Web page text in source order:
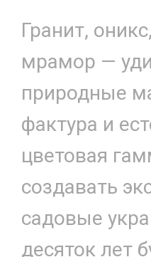
Гранит,
мрамор —
природные
фактура и
цветовая
создавать
садовые
десяток лет